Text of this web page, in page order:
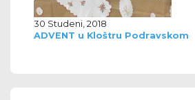
30 Studeni, 2018
ADVENT u Kloštru Podravskom